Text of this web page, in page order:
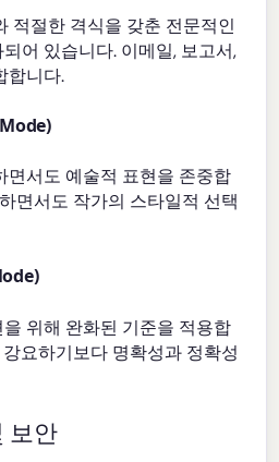
적절한 격식을 갖춘 전문적인
어 있습니다. 이메일, 보고서,
합니다.
면서도 예술적 표현을 존중합
면서도 작가의 스타일적 선택
위해 완화된 기준을 적용합
요하기보다 명확성과 정확성
보안